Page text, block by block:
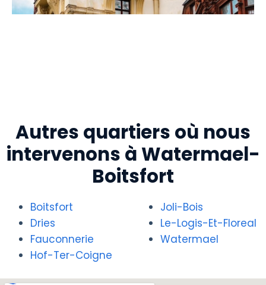
Autres quartiers où nous
intervenons à Watermael-
Boitsfort
Boitsfort
Dries
Fauconnerie
Hof-Ter-Coigne
Joli-Bois
Le-Logis-Et-Floreal
Watermael